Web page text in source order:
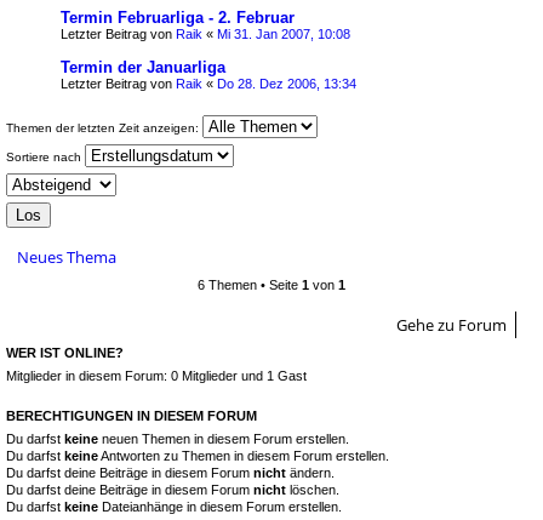
Termin Februarliga - 2. Februar
Letzter Beitrag von Raik « Mi 31. Jan 2007, 10:08
Termin der Januarliga
Letzter Beitrag von Raik « Do 28. Dez 2006, 13:34
Themen der letzten Zeit anzeigen:
Sortiere nach
Neues Thema
6 Themen • Seite 1 von 1
Gehe zu Forum
WER IST ONLINE?
Mitglieder in diesem Forum: 0 Mitglieder und 1 Gast
BERECHTIGUNGEN IN DIESEM FORUM
Du darfst keine neuen Themen in diesem Forum erstellen.
Du darfst keineAntworten zu Themen in diesem Forum erstellen.
Du darfst deine Beiträge in diesem Forum nicht ändern.
Du darfst deine Beiträge in diesem Forum nicht löschen.
Du darfst keine Dateianhänge in diesem Forum erstellen.